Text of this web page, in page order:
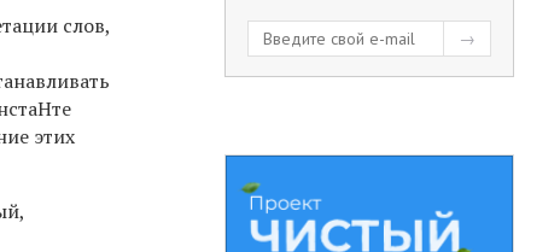
слов,
этих